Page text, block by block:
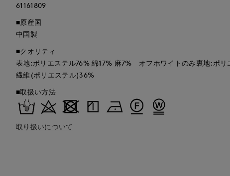
61161809
■原産国
中国製
■クオリティ
表地:ポリエステル76% 綿17% 麻7% オフホワイトのみ裏地:ポリ
繊維(ポリエステル)36%
■取扱い方法
取り扱いについて